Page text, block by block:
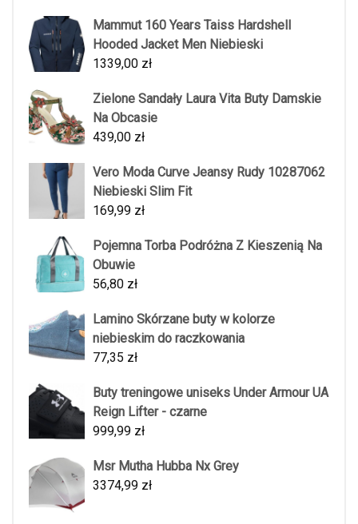
Mammut 160 Years Taiss Hardshell
Hooded Jacket Men Niebieski
1339,00 zł
Zielone Sandały Laura Vita Buty Damskie
Na Obcasie
439,00 zł
Vero Moda Curve Jeansy Rudy 10287062
Niebieski Slim Fit
169,99 zł
Pojemna Torba Podróżna Z Kieszenią Na
Obuwie
56,80 zł
Lamino Skórzane buty w kolorze
niebieskim do raczkowania
77,35 zł
Buty treningowe uniseks Under Armour UA
Reign Lifter - czarne
999,99 zł
Msr Mutha Hubba Nx Grey
3374,99 zł